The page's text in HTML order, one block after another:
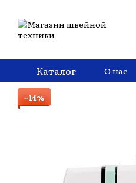
Каталог О нас
−14%